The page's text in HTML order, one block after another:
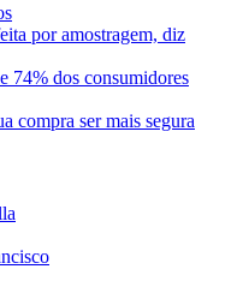
por amostragem, diz
74% dos consumidores
compra ser mais segura